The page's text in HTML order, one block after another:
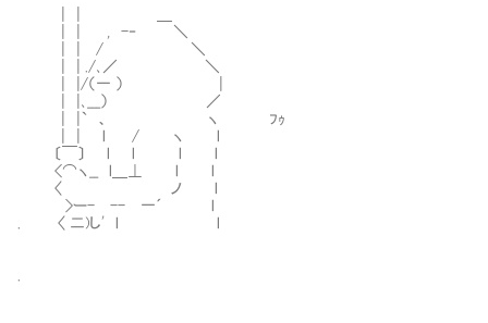
| | , -‐ ＼
| | / ＼
| | ./､／ ＼
| |/（一 ） |
| |､___） ／
| |` 、 ヽ ﾌｩ
| | l / ヽ l
〔￣〕 l l l l
<⌒ヽ__ l＿⊥ l l
〈 ノ l
>ー- -- 一´ l
. 〈 二)し' l l